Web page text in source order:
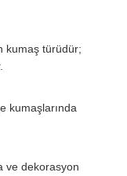
kumaş türüdür;
kumaşlarında
ve dekorasyon